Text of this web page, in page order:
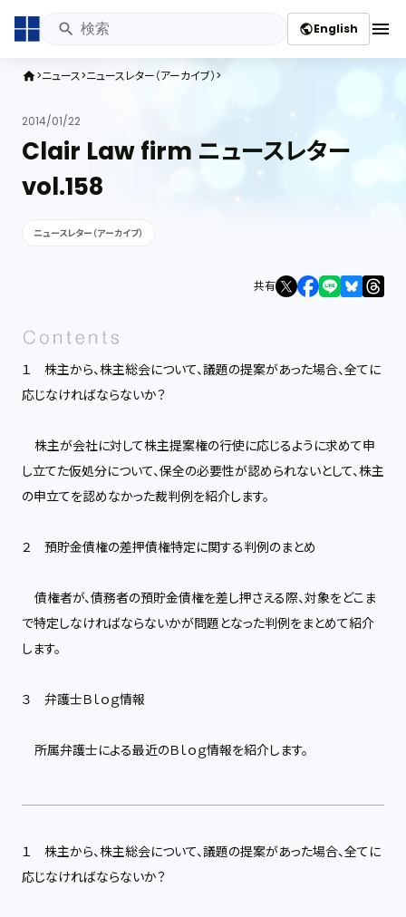
publicEnglish menu
home ニュース ニュースレター（アーカイブ）
2014/01/22
Clair Law firm ニュースレター
vol.158
ニュースレター（アーカイブ）
共有
１ 株主から、株主総会について、議題の提案があった場合、全てに
応じなければならないか？
株主が会社に対して株主提案権の行使に応じるように求めて申
し立てた仮処分について、保全の必要性が認められないとして、株主
の申立てを認めなかった裁判例を紹介します。
２ 預貯金債権の差押債権特定に関する判例のまとめ
債権者が、債務者の預貯金債権を差し押さえる際、対象をどこま
で特定しなければならないかが問題となった判例をまとめて紹介
します。
３ 弁護士Ｂｌｏｇ情報
所属弁護士による最近のＢｌｏｇ情報を紹介します。
１ 株主から、株主総会について、議題の提案があった場合、全てに
応じなければならないか？